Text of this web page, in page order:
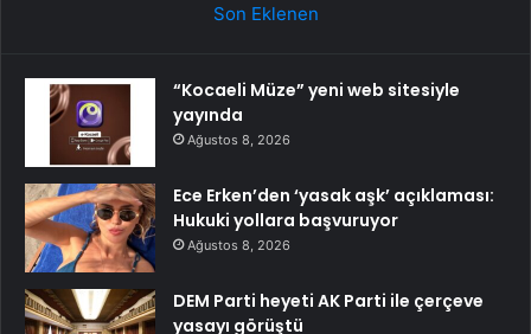
Son Eklenen
“Kocaeli Müze” yeni web sitesiyle
yayında
Ağustos 8, 2026
Ece Erken’den ‘yasak aşk’ açıklaması:
Hukuki yollara başvuruyor
Ağustos 8, 2026
DEM Parti heyeti AK Parti ile çerçeve
yasayı görüştü